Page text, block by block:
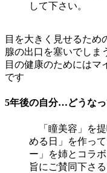
して下さい。
目を大きく見せるため
腺の出口を塞いでしま
目の健康のためにはマ
です
5年後の自分…どうな
「瞳美容」を提
める日」を作っ
ー」を姉とコラ
旨にご賛同下さ